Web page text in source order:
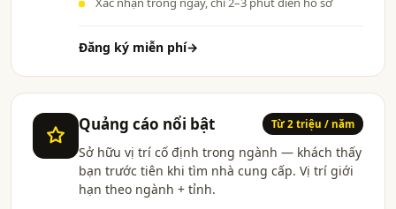
Đăng ký miễn phí→
Quảng cáo nổi bật Từ 2 triệu / năm
Sở hữu vị trí cố định trong ngành — khách thấy
bạn trước tiên khi tìm nhà cung cấp. Vị trí giới
hạn theo ngành + tỉnh.